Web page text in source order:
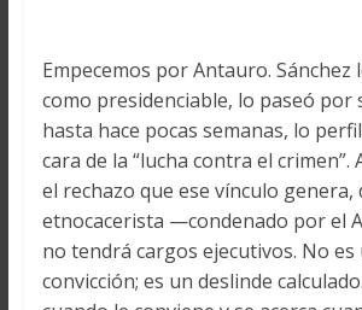
Empecemos por Antauro. Sánchez
como presidenciable, lo paseó por
hasta hace pocas semanas, lo
cara de la “lucha contra el crimen”.
el rechazo que ese vínculo genera,
etnocacerista —condenado por el
no tendrá cargos ejecutivos. No es
convicción; es un deslinde